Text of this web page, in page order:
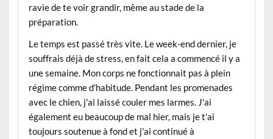
ravie de te voir grandir, même au stade de la
préparation.
Le temps est passé très vite. Le week-end dernier, je
souffrais déjà de stress, en fait cela a commencé il y a
une semaine. Mon corps ne fonctionnait pas à plein
régime comme d'habitude. Pendant les promenades
avec le chien, j'ai laissé couler mes larmes. J'ai
également eu beaucoup de mal hier, mais je t'ai
toujours soutenue à fond et j'ai continué à